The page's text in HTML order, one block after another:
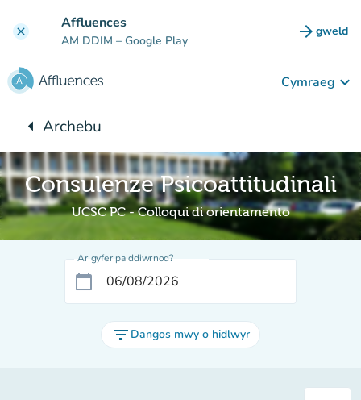
clear Affluences
AM DDIM – Google Play arrow_forward gweld
(tab
Cymraeg keyboard_arrow_down
arrow_leftYn ôl i:
Archebu
Consulenze Psicoattitudinali
UCSC PC - Colloqui di orientamento
Ar gyfer pa ddiwrnod?
calendar_today
filter_list Dangos mwy o hidlwyr